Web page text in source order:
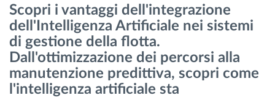
Controllo accessi
Gestione carburante
Pianificazione dei percorsi e monitoraggio
Scopri i vantaggi dell'integrazione
dell'Intelligenza Artificiale nei sistemi
di gestione della flotta.
Dall'ottimizzazione dei percorsi alla
manutenzione predittiva, scopri come
l'intelligenza artificiale sta